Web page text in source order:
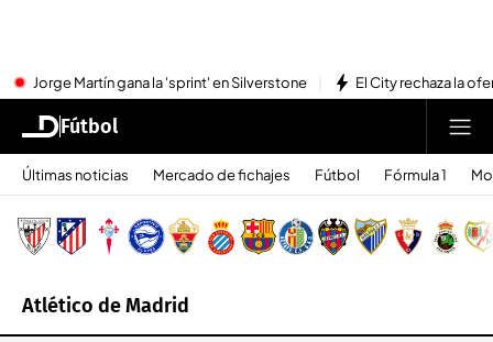
Jorge Martín gana la 'sprint' en Silverstone El City rechaza la
Fútbol
Últimas noticias Mercado de fichajes Fútbol Fórmula 1
Atlético de Madrid